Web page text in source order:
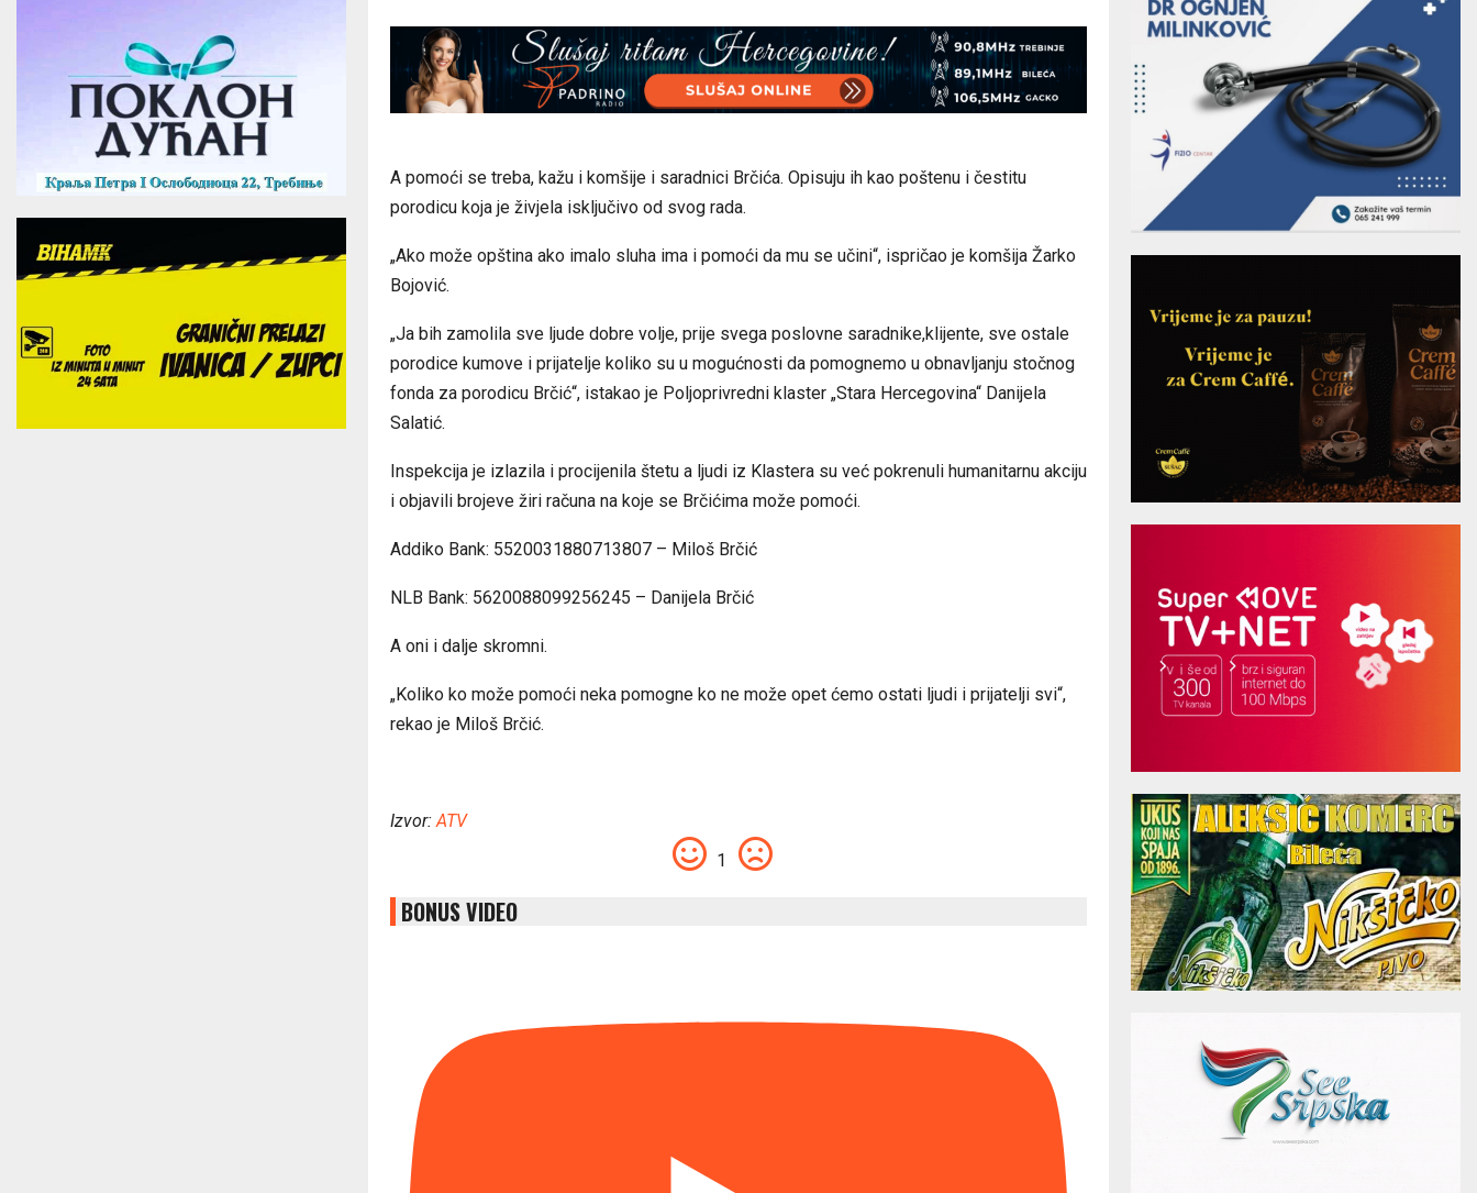
A pomoći se treba, kažu i komšije i saradnici Brčića. Opisuju ih kao poštenu i čestitu
porodicu koja je živjela isključivo od svog rada.
„Ako može opština ako imalo sluha ima i pomoći da mu se učini“, ispričao je komšija Žarko
Bojović.
„Ja bih zamolila sve ljude dobre volje, prije svega poslovne saradnike,klijente, sve ostale
porodice kumove i prijatelje koliko su u mogućnosti da pomognemo u obnavljanju stočnog
fonda za porodicu Brčić“, istakao je Poljoprivredni klaster „Stara Hercegovina“ Danijela
Salatić.
Inspekcija je izlazila i procijenila štetu a ljudi iz Klastera su već pokrenuli humanitarnu akciju
i objavili brojeve žiri računa na koje se Brčićima može pomoći.
Addiko Bank: 5520031880713807 – Miloš Brčić
NLB Bank: 5620088099256245 – Danijela Brčić
A oni i dalje skromni.
„Koliko ko može pomoći neka pomogne ko ne može opet ćemo ostati ljudi i prijatelji svi“,
rekao je Miloš Brčić.
Izvor:ATV
1
BONUS VIDEO